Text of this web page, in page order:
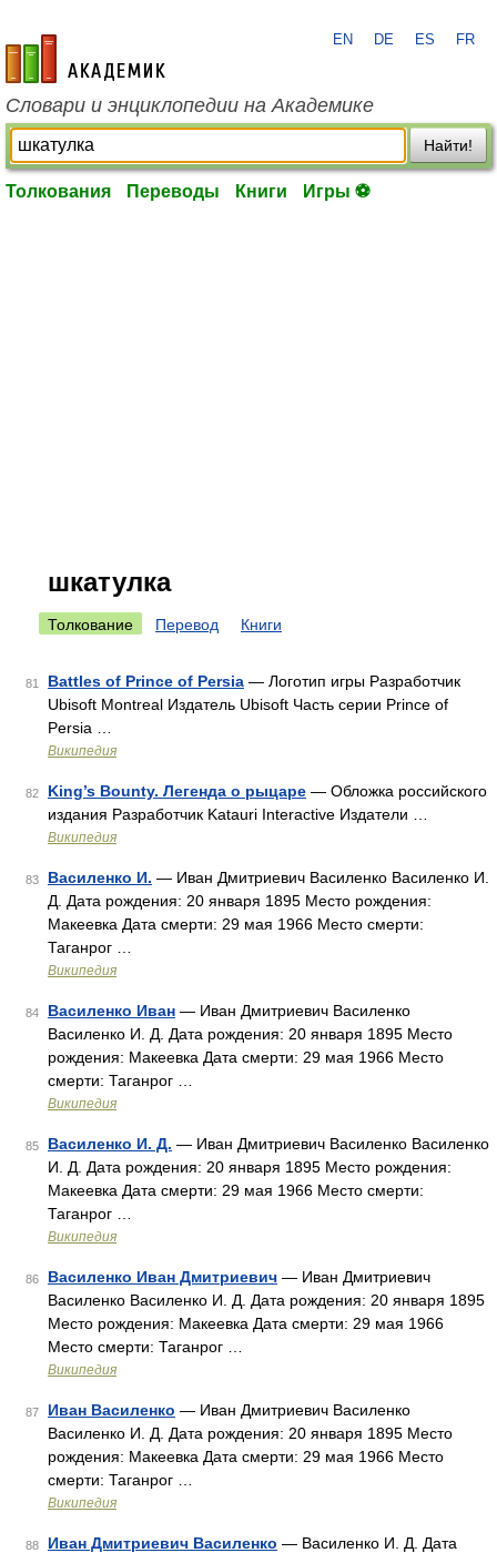
academic.ru
EN DE ES FR
Словари и энциклопедии на Академике
Найти!
Толкования Переводы Книги Игры ⚽
шкатулка
Толкование Перевод Книги
81 Battles of Prince of Persia — Логотип игры Разработчик
Ubisoft Montreal Издатель Ubisoft Часть серии Prince of
Persia …
Википедия
82 King’s Bounty. Легенда о рыцаре — Обложка российского
издания Разработчик Katauri Interactive Издатели …
Википедия
83 Василенко И. — Иван Дмитриевич Василенко Василенко И.
Д. Дата рождения: 20 января 1895 Место рождения:
Макеевка Дата смерти: 29 мая 1966 Место смерти:
Таганрог …
Википедия
84 Василенко Иван — Иван Дмитриевич Василенко
Василенко И. Д. Дата рождения: 20 января 1895 Место
рождения: Макеевка Дата смерти: 29 мая 1966 Место
смерти: Таганрог …
Википедия
85 Василенко И. Д. — Иван Дмитриевич Василенко Василенко
И. Д. Дата рождения: 20 января 1895 Место рождения:
Макеевка Дата смерти: 29 мая 1966 Место смерти:
Таганрог …
Википедия
86 Василенко Иван Дмитриевич — Иван Дмитриевич
Василенко Василенко И. Д. Дата рождения: 20 января 1895
Место рождения: Макеевка Дата смерти: 29 мая 1966
Место смерти: Таганрог …
Википедия
87 Иван Василенко — Иван Дмитриевич Василенко
Василенко И. Д. Дата рождения: 20 января 1895 Место
рождения: Макеевка Дата смерти: 29 мая 1966 Место
смерти: Таганрог …
Википедия
88 Иван Дмитриевич Василенко — Василенко И. Д. Дата